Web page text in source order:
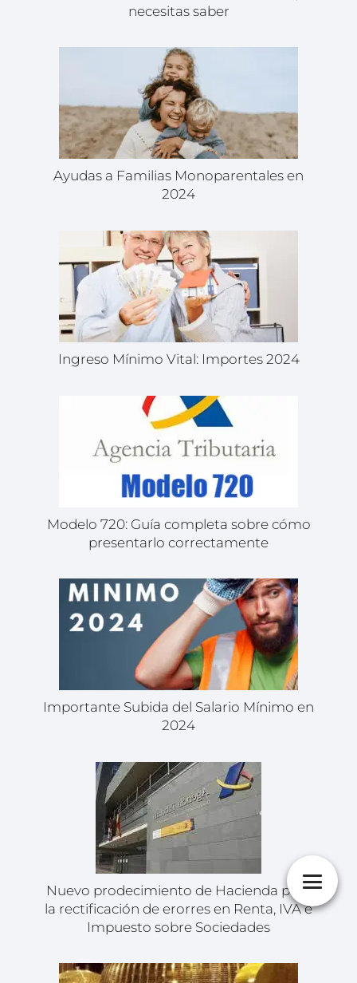
necesitas saber
Ayudas a Familias Monoparentales en
2024
Ingreso Mínimo Vital: Importes 2024
Modelo 720: Guía completa sobre cómo
presentarlo correctamente
Importante Subida del Salario Mínimo en
2024
Nuevo prodecimiento de Hacienda para
la rectificación de erorres en Renta, IVA e
Impuesto sobre Sociedades